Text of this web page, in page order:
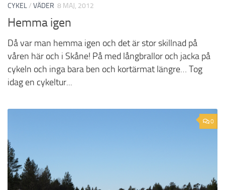
CYKEL/ VÄDER 8 MAJ, 2012
Hemma igen
Då var man hemma igen och det är stor skillnad på
våren här och i Skåne! På med långbrallor och jacka på
cykeln och inga bara ben och kortärmat längre… Tog
idag en cykeltur...
0